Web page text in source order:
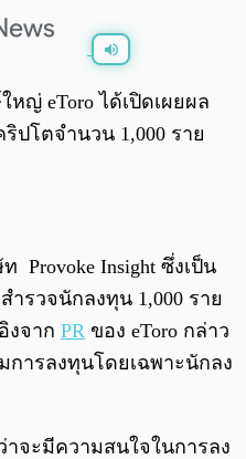
0:00
ญ่ eToro ได้เปิดเผยผล
ปโตจำนวน 1,000 ราย
Provoke Insight ซึ่งเป็น
รวจนักลงทุน 1,000 ราย
งจาก PR ของ eToro กล่าว
ารลงทุนโดยเฉพาะนักลง
าจะมีความสนใจในการลง